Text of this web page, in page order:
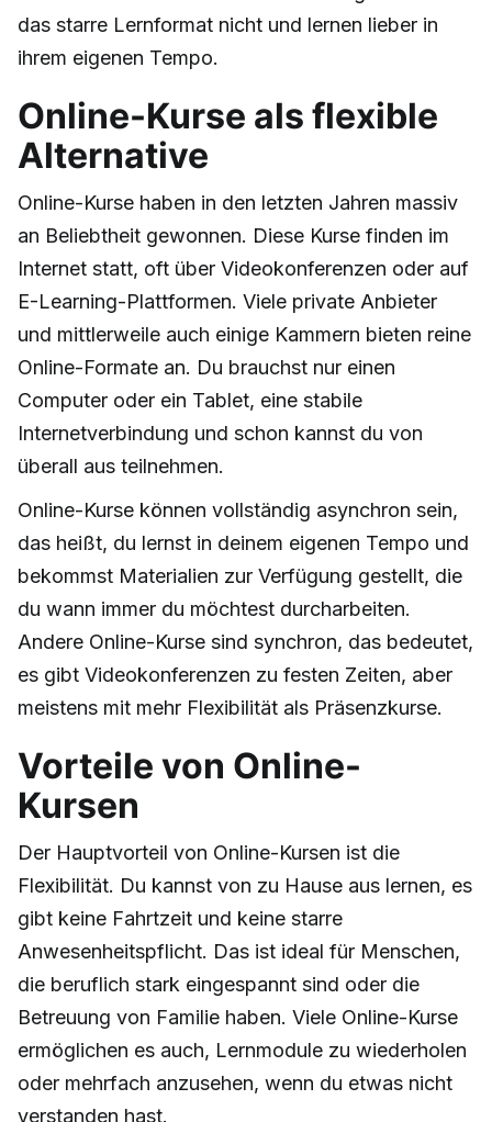
das starre Lernformat nicht und lernen lieber in
ihrem eigenen Tempo.
Online-Kurse als flexible
Alternative
Online-Kurse haben in den letzten Jahren massiv
an Beliebtheit gewonnen. Diese Kurse finden im
Internet statt, oft über Videokonferenzen oder auf
E-Learning-Plattformen. Viele private Anbieter
und mittlerweile auch einige Kammern bieten reine
Online-Formate an. Du brauchst nur einen
Computer oder ein Tablet, eine stabile
Internetverbindung und schon kannst du von
überall aus teilnehmen.
Online-Kurse können vollständig asynchron sein,
das heißt, du lernst in deinem eigenen Tempo und
bekommst Materialien zur Verfügung gestellt, die
du wann immer du möchtest durcharbeiten.
Andere Online-Kurse sind synchron, das bedeutet,
es gibt Videokonferenzen zu festen Zeiten, aber
meistens mit mehr Flexibilität als Präsenzkurse.
Vorteile von Online-
Kursen
Der Hauptvorteil von Online-Kursen ist die
Flexibilität. Du kannst von zu Hause aus lernen, es
gibt keine Fahrtzeit und keine starre
Anwesenheitspflicht. Das ist ideal für Menschen,
die beruflich stark eingespannt sind oder die
Betreuung von Familie haben. Viele Online-Kurse
ermöglichen es auch, Lernmodule zu wiederholen
oder mehrfach anzusehen, wenn du etwas nicht
verstanden hast.